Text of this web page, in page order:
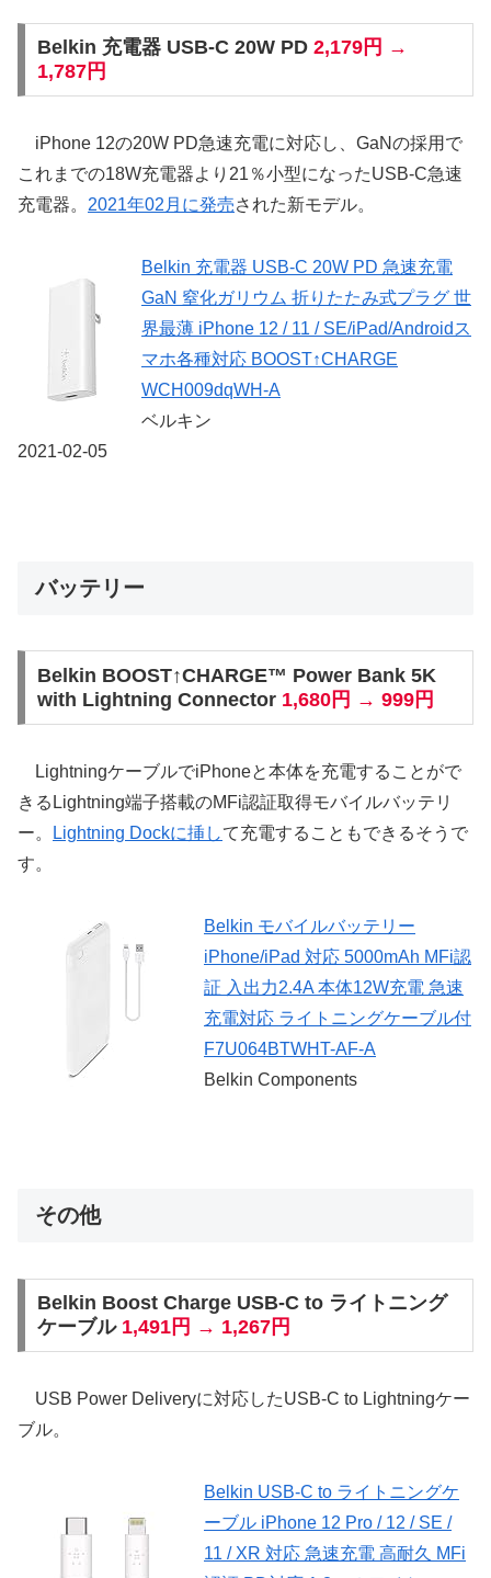
Belkin 充電器 USB-C 20W PD 2,179円 →
1,787円
iPhone 12の20W PD急速充電に対応し、GaNの採用で
これまでの18W充電器より21％小型になったUSB-C急速
充電器。 2021年02月に発売された新モデル。
Belkin 充電器 USB-C 20W PD 急速充電
GaN 窒化ガリウム 折りたたみ式プラグ 世
界最薄 iPhone 12 / 11 / SE/iPad/Androidス
マホ各種対応 BOOST↑CHARGE
WCH009dqWH-A
ベルキン
2021-02-05
バッテリー
Belkin BOOST↑CHARGE™ Power Bank 5K
with Lightning Connector 1,680円 → 999円
LightningケーブルでiPhoneと本体を充電することがで
きるLightning端子搭載のMFi認証取得モバイルバッテリ
ー。
Lightning Dockに挿して充電することもできるそうで
す。
Belkin モバイルバッテリー
iPhone/iPad 対応 5000mAh MFi認
証 入出力2.4A 本体12W充電 急速
充電対応 ライトニングケーブル付
F7U064BTWHT-AF-A
Belkin Components
その他
Belkin Boost Charge USB-C to ライトニング
ケーブル 1,491円 → 1,267円
USB Power Deliveryに対応したUSB-C to Lightningケー
ブル。
Belkin USB-C to ライトニングケ
ーブル iPhone 12 Pro / 12 / SE /
11 / XR 対応 急速充電 高耐久 MFi